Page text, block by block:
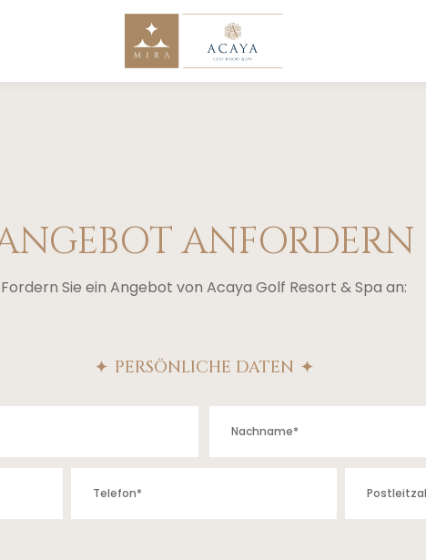
ANFORDERN
Fordern Sie ein Angebot von Acaya Golf Resort & Spa an:
PERSÖNLICHE DATEN